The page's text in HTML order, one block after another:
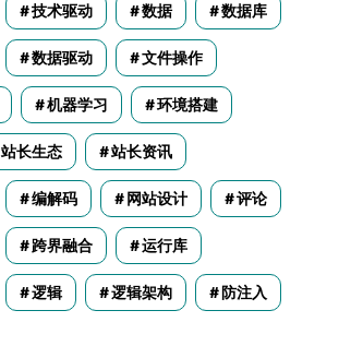
技术驱动 数据 数据库
数据驱动 文件操作
机器学习 环境搭建
站长生态 站长资讯
编解码 网站设计 评论
跨界融合 运行库
逻辑 逻辑架构 防注入